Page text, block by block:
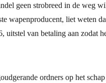
geen strobreed in de weg
wapenproducent, liet weten
van betaling aan
ordners op het